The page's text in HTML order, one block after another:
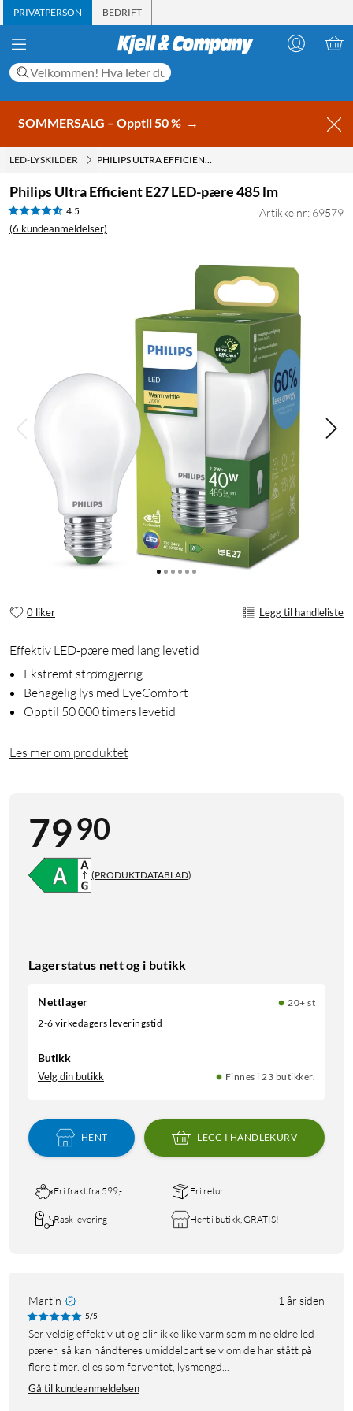
PRIVATPERSON BEDRIFT
SOMMERSALG – Opptil 50 % →
LED-LYSKILDER PHILIPS ULTRA EFFICIENT E27 LED-PÆRE 485 LM
Philips Ultra Efficient E27 LED-pære 485 lm
4.5
(6 kundeanmeldelser)
Artikkelnr: 69579
0 liker Legg til handleliste
Effektiv LED-pære med lang levetid
Ekstremt strømgjerrig
Behagelig lys med EyeComfort
Opptil 50 000 timers levetid
Les mer om produktet
7990
(PRODUKTDATABLAD)
Lagerstatus nett og i butikk
Nettlager
20+ st
2-6 virkedagers leveringstid
Butikk
Velg din butikk Finnes i 23 butikker.
HENT LEGG I HANDLEKURV
Fri frakt fra 599,- Fri retur
Rask levering Hent i butikk, GRATIS!
Martin 1 år siden
5/5
ser veldig effektiv ut og blir ikke like varm som mine eldre led
pærer, så kan håndteres umiddelbart selv om de har stått på
flere timer. elles som forventet, lysmengd...
Gå til kundeanmeldelsen